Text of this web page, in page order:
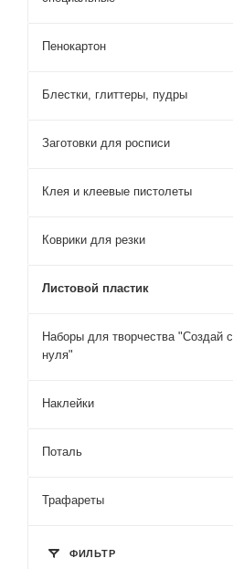
Пенокартон
Блестки, глиттеры, пудры
Заготовки для росписи
Клея и клеевые пистолеты
Коврики для резки
Листовой пластик
Наборы для творчества "Создай с
нуля"
Наклейки
Поталь
Трафареты
ФИЛЬТР